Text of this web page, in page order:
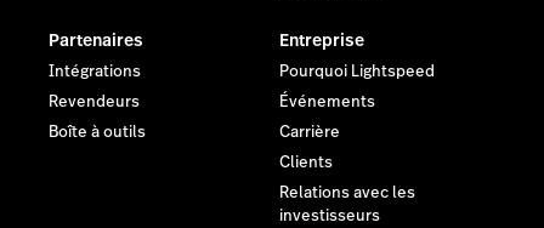
Partenaires
Intégrations
Revendeurs
Boîte à outils
Entreprise
Pourquoi Lightspeed
Événements
Carrière
Clients
Relations avec les
investisseurs